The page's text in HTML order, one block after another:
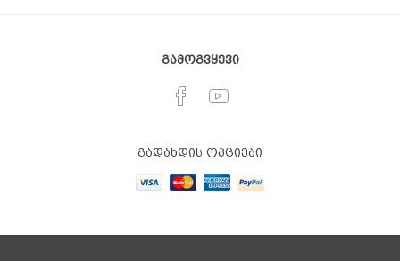
გამოგვყევი
გადახდის ოპციები